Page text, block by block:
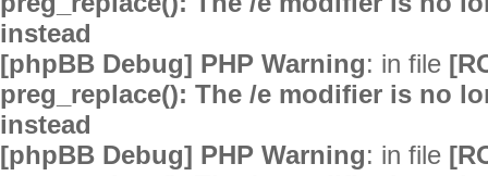
instead
[phpBB Debug] PHP Warning: in file
preg_replace(): The /e modifier is no
instead
[phpBB Debug] PHP Warning: in file